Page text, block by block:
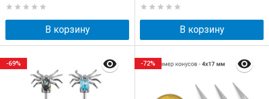
В корзину В корзину
-69% -72%